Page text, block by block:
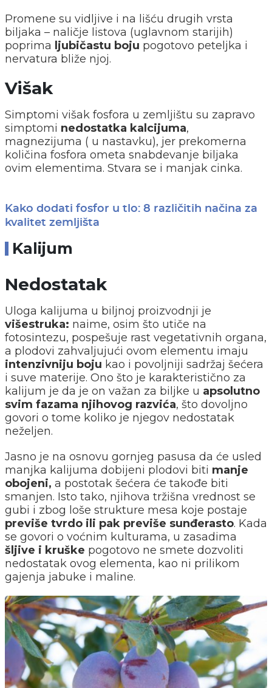
Promene su vidljive i na lišću drugih vrsta
biljaka – naličje listova (uglavnom starijih)
poprima ljubičastu boju pogotovo peteljka i
nervatura bliže njoj.
Višak
Simptomi višak fosfora u zemljištu su zapravo
simptomi nedostatka kalcijuma,
magnezijuma ( u nastavku), jer prekomerna
količina fosfora ometa snabdevanje biljaka
ovim elementima. Stvara se i manjak cinka.
Kako dodati fosfor u tlo: 8 različitih načina za
kvalitet zemljišta
Kalijum
Nedostatak
Uloga kalijuma u biljnoj proizvodnji je
višestruka: naime, osim što utiče na
fotosintezu, pospešuje rast vegetativnih organa,
a plodovi zahvaljujući ovom elementu imaju
intenzivniju boju kao i povoljniji sadržaj šećera
i suve materije. Ono što je karakteristično za
kalijum je da je on važan za biljke u apsolutno
svim fazama njihovog razvića, što dovoljno
govori o tome koliko je njegov nedostatak
neželjen.
Jasno je na osnovu gornjeg pasusa da će usled
manjka kalijuma dobijeni plodovi biti manje
obojeni, a postotak šećera će takođe biti
smanjen. Isto tako, njihova tržišna vrednost se
gubi i zbog loše strukture mesa koje postaje
previše tvrdo ili pak previše sunđerasto. Kada
se govori o voćnim kulturama, u zasadima
šljive i kruške pogotovo ne smete dozvoliti
nedostatak ovog elementa, kao ni prilikom
gajenja jabuke i maline.